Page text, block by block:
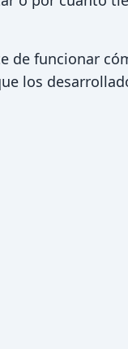
de funcionar
los